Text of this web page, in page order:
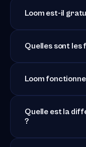
Loom est-il
Quelles sont les
Loom
Quelle est la
?